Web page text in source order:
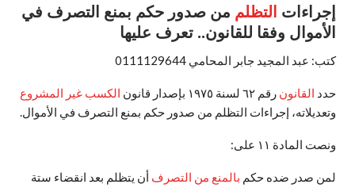
إجراءات التظلم من صدور حكم بمنع التصرف في
الأموال وفقا للقانون.. تعرف عليها
كتب: عبد المجيد جابر المحامي 0111129644
حدد القانون رقم ٦٢ لسنة ١٩٧٥ بإصدار قانون
الكسب غير المشروع
وتعديلاته، إجراءات التظلم من صدور حكم بمنع التصرف في الأموال.
ونصت المادة ١١ على:
لمن صدر ضده حكم بالمنع من التصرف أن يتظلم بعد انقضاء ستة